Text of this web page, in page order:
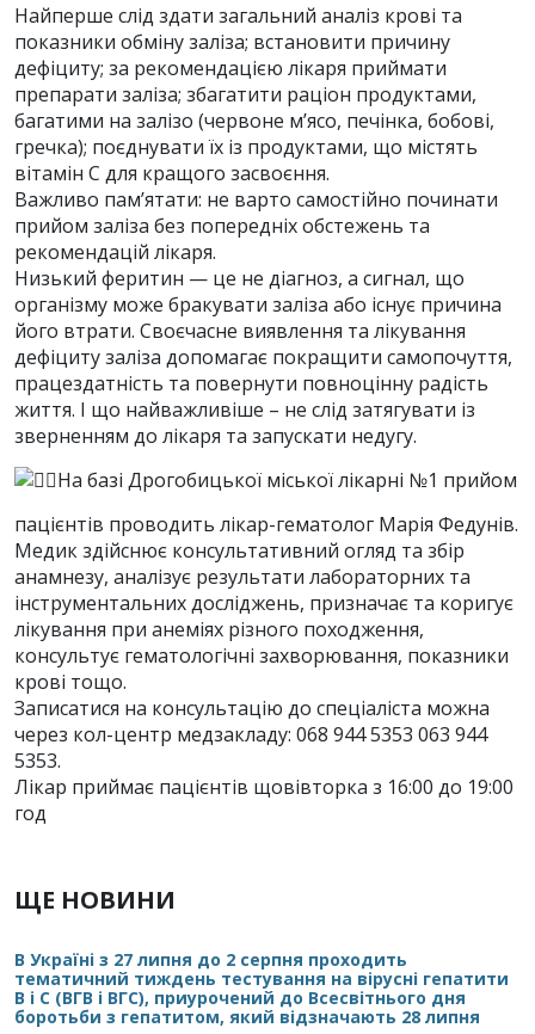
Найперше слід здати загальний аналіз крові та
показники обміну заліза; встановити причину
дефіциту; за рекомендацією лікаря приймати
препарати заліза; збагатити раціон продуктами,
багатими на залізо (червоне м’ясо, печінка, бобові,
гречка); поєднувати їх із продуктами, що містять
вітамін С для кращого засвоєння.
Важливо пам’ятати: не варто самостійно починати
прийом заліза без попередніх обстежень та
рекомендацій лікаря.
Низький феритин — це не діагноз, а сигнал, що
організму може бракувати заліза або існує причина
його втрати. Своєчасне виявлення та лікування
дефіциту заліза допомагає покращити самопочуття,
працездатність та повернути повноцінну радість
життя. І що найважливіше – не слід затягувати із
зверненням до лікаря та запускати недугу.
На базі Дрогобицької міської лікарні №1 прийом
пацієнтів проводить лікар-гематолог Марія Федунів.
Медик здійснює консультативний огляд та збір
анамнезу, аналізує результати лабораторних та
інструментальних досліджень, призначає та коригує
лікування при анеміях різного походження,
консультує гематологічні захворювання, показники
крові тощо.
Записатися на консультацію до спеціаліста можна
через кол-центр медзакладу: 068 944 5353 063 944
5353.
Лікар приймає пацієнтів щовівторка з 16:00 до 19:00
год
ЩЕ НОВИНИ
В Україні з 27 липня до 2 серпня проходить
тематичний тиждень тестування на вірусні гепатити
В і С (ВГВ і ВГС), приурочений до Всесвітнього дня
боротьби з гепатитом, який відзначають 28 липня